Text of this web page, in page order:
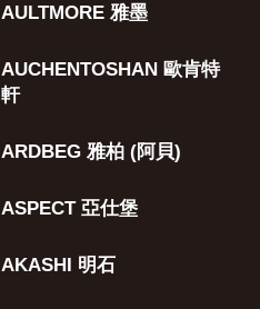
AULTMORE 雅墨
AUCHENTOSHAN 歐肯特
軒
ARDBEG 雅柏 (阿貝)
ASPECT 亞仕堡
AKASHI 明石